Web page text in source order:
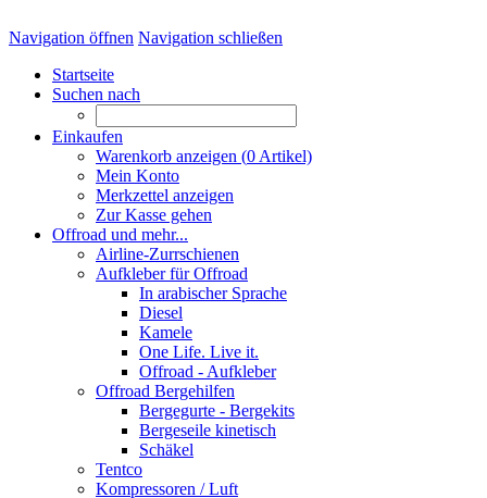
Navigation öffnen Navigation schließen
Startseite
Suchen nach
Einkaufen
Warenkorb anzeigen (0 Artikel)
Mein Konto
Merkzettel anzeigen
Zur Kasse gehen
Offroad und mehr...
Airline-Zurrschienen
Aufkleber für Offroad
In arabischer Sprache
Diesel
Kamele
One Life. Live it.
Offroad - Aufkleber
Offroad Bergehilfen
Bergegurte - Bergekits
Bergeseile kinetisch
Schäkel
Tentco
Kompressoren / Luft